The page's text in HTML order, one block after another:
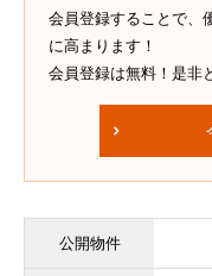
会員登録することで、
に高まります！
会員登録は無料！是非
公開物件